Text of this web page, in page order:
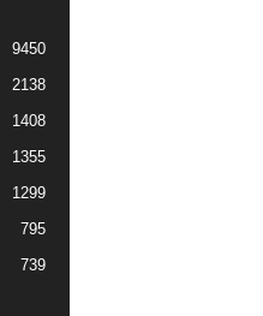
9450
2138
1408
1355
1299
795
739